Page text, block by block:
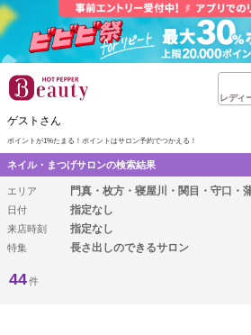
レディ
ゲストさん
ポイントが1%たまる！ ポイントはサロン予約でつかえる！
ネイル・まつげサロンの検索結果
エリア 門真・枚方・寝屋川・関目・守口・
日付 指定なし
来店時刻 指定なし
特集 長さ出しのできるサロン
44件